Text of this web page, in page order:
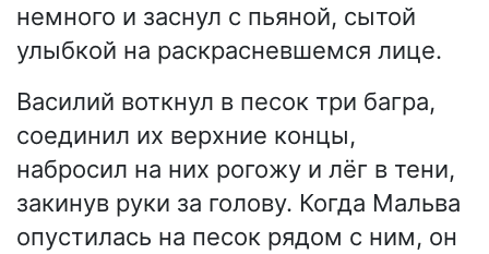
немного и заснул с пьяной, сытой
улыбкой на раскрасневшемся лице.
Василий воткнул в песок три багра,
соединил их верхние концы,
набросил на них рогожу и лёг в тени,
закинув руки за голову. Когда Мальва
опустилась на песок рядом с ним, он